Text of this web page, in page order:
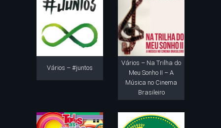
Vários – #juntos
Vários – Na Trilha do
Meu Sonho II – A
Música no Cinema
Brasileiro